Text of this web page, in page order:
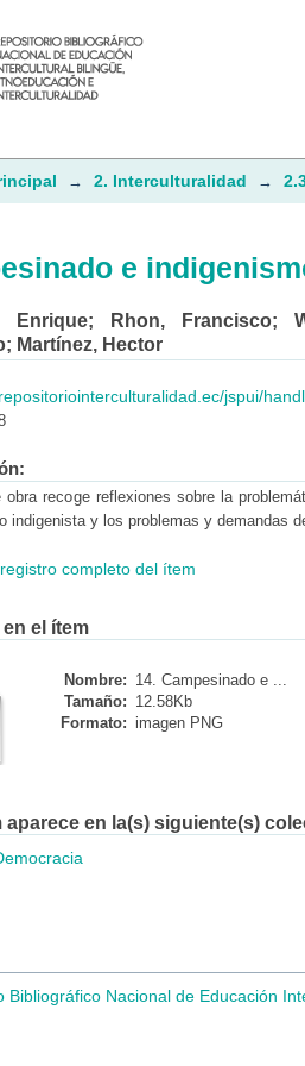
e
→ 2. Interculturalidad →
e
Enrique; Rhon, Francisco;
; Martínez, Hector
jspui/
obra recoge reflexiones sobre la
indigenista y los problemas y demandas
completo del ítem
el ítem
Nombre: 14. Campesinado e ...
Tamaño: 12.58Kb
Formato: imagen PNG
aparece en la(s) siguiente(s)
Bibliográfico Nacional de Educación